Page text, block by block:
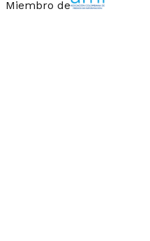
Miembro de